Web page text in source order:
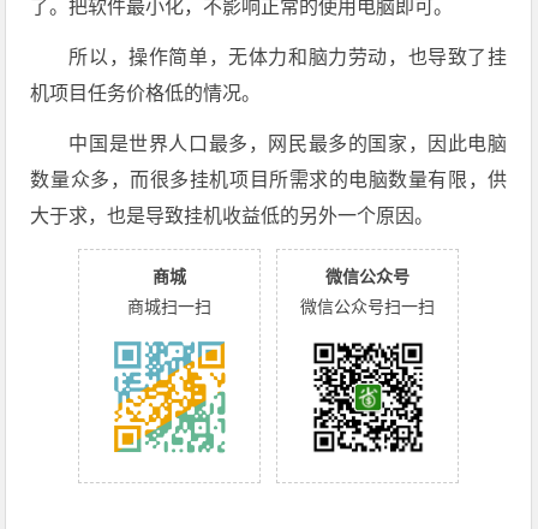
了。把软件最小化，不影响正常的使用电脑即可。
所以，操作简单，无体力和脑力劳动，也导致了挂
机项目任务价格低的情况。
中国是世界人口最多，网民最多的国家，因此电脑
数量众多，而很多挂机项目所需求的电脑数量有限，供
大于求，也是导致挂机收益低的另外一个原因。
商城
商城扫一扫
微信公众号
微信公众号扫一扫